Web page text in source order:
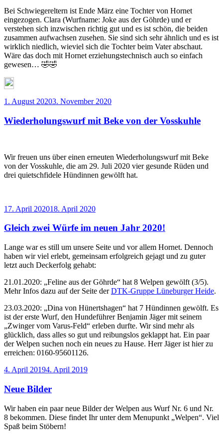
Bei Schwiegereltern ist Ende März eine Tochter von Hornet
eingezogen. Clara (Wurfname: Joke aus der Göhrde) und er
verstehen sich inzwischen richtig gut und es ist schön, die beiden
zusammen aufwachsen zusehen. Sie sind sich sehr ähnlich und es ist
wirklich niedlich, wieviel sich die Tochter beim Vater abschaut.
Wäre das doch mit Hornet erziehungstechnisch auch so einfach
gewesen… 🤣🤣
Veröffentlicht
1. August 20203. November 2020
Wiederholungswurf mit Beke von der Vosskuhle
Wir freuen uns über einen erneuten Wiederholungswurf mit Beke
von der Vosskuhle, die am 29. Juli 2020 vier gesunde Rüden und
drei quietschfidele Hündinnen gewölft hat.
Veröffentlicht
17. April 202018. April 2020
Gleich zwei Würfe im neuen Jahr 2020!
Lange war es still um unsere Seite und vor allem Hornet. Dennoch
haben wir viel erlebt, gemeinsam erfolgreich gejagt und zu guter
letzt auch Deckerfolg gehabt:
21.01.2020: „Feline aus der Göhrde“ hat 8 Welpen gewölft (3/5).
Mehr Infos dazu auf der Seite derDTK-Gruppe Lüneburger Heide.
23.03.2020: „Dina von Hünertshagen“ hat 7 Hündinnen gewölft. Es
ist der erste Wurf, den Hundeführer Benjamin Jäger mit seinem
„Zwinger vom Varus-Feld“ erleben durfte. Wir sind mehr als
glücklich, dass alles so gut und reibungslos geklappt hat. Ein paar
der Welpen suchen noch ein neues zu Hause. Herr Jäger ist hier zu
erreichen: 0160-95601126.
Veröffentlicht
4. April 20194. April 2019
Neue Bilder
Wir haben ein paar neue Bilder der Welpen aus Wurf Nr. 6 und Nr.
8 bekommen. Diese findet Ihr unter dem Menupunkt „Welpen“. Viel
Spaß beim Stöbern!